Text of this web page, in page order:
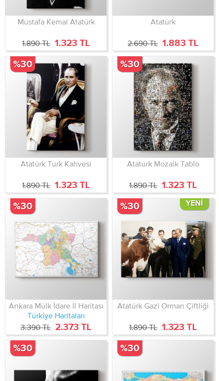
Mustafa Kemal Atatürk
1.890 TL 1.323 TL
Atatürk
2.690 TL 1.883 TL
Atatürk Türk Kahvesi
1.890 TL 1.323 TL
%30
Atatürk Mozaik Tablo
1.890 TL 1.323 TL
%30
Ankara Mülk İdare İl Haritası
Türkiye Haritaları
3.390 TL 2.373 TL
%30 YENI
Atatürk Gazi Orman Çiftliği
1.890 TL 1.323 TL
%30
%30 %30